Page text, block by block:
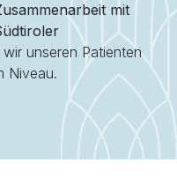
mit
unseren Patienten
Niveau.